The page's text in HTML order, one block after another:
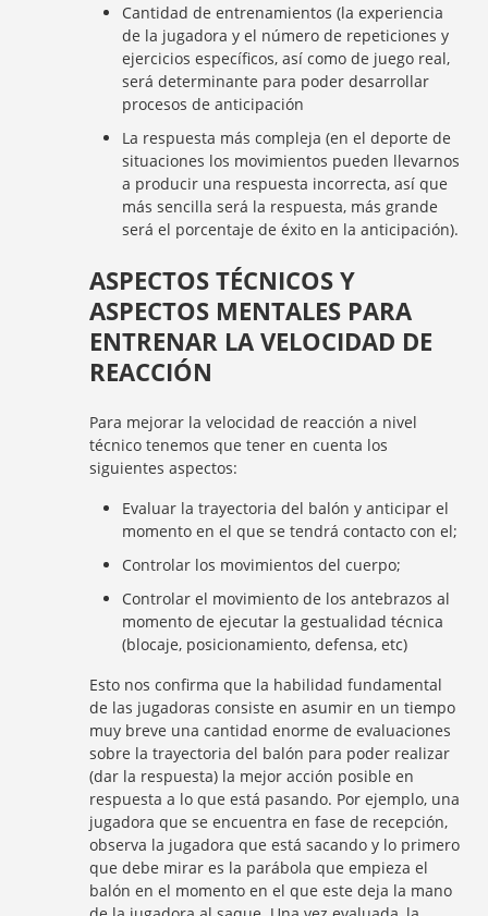
Cantidad de entrenamientos (la experiencia
de la jugadora y el número de repeticiones y
ejercicios específicos, así como de juego real,
será determinante para poder desarrollar
procesos de anticipación
La respuesta más compleja (en el deporte de
situaciones los movimientos pueden llevarnos
a producir una respuesta incorrecta, así que
más sencilla será la respuesta, más grande
será el porcentaje de éxito en la anticipación).
ASPECTOS TÉCNICOS Y
ASPECTOS MENTALES PARA
ENTRENAR LA VELOCIDAD DE
REACCIÓN
Para mejorar la velocidad de reacción a nivel
técnico tenemos que tener en cuenta los
siguientes aspectos:
Evaluar la trayectoria del balón y anticipar el
momento en el que se tendrá contacto con el;
Controlar los movimientos del cuerpo;
Controlar el movimiento de los antebrazos al
momento de ejecutar la gestualidad técnica
(blocaje, posicionamiento, defensa, etc)
Esto nos confirma que la habilidad fundamental
de las jugadoras consiste en asumir en un tiempo
muy breve una cantidad enorme de evaluaciones
sobre la trayectoria del balón para poder realizar
(dar la respuesta) la mejor acción posible en
respuesta a lo que está pasando. Por ejemplo, una
jugadora que se encuentra en fase de recepción,
observa la jugadora que está sacando y lo primero
que debe mirar es la parábola que empieza el
balón en el momento en el que este deja la mano